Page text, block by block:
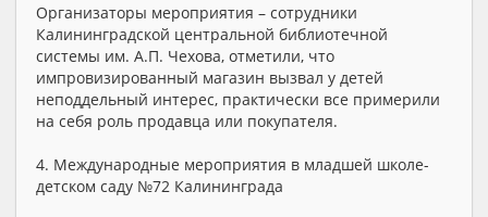
Организаторы мероприятия – сотрудники
Калининградской центральной библиотечной
системы им. А.П. Чехова, отметили, что
импровизированный магазин вызвал у детей
неподдельный интерес, практически все примерили
на себя роль продавца или покупателя.
4. Международные мероприятия в младшей школе-
детском саду №72 Калининграда